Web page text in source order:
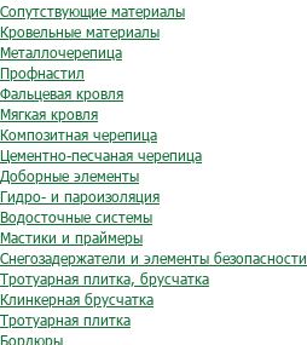
Сопутствующие материалы
Кровельные материалы
Металлочерепица
Профнастил
Фальцевая кровля
Мягкая кровля
Композитная черепица
Цементно-песчаная черепица
Доборные элементы
Гидро- и пароизоляция
Водосточные системы
Мастики и праймеры
Снегозадержатели и элементы безопасности
Тротуарная плитка, брусчатка
Клинкерная брусчатка
Тротуарная плитка
Бордюры